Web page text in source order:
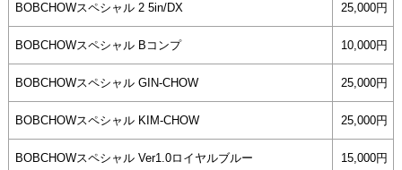
BOBCHOWスペシャル 2 5in/DX 25,000円
BOBCHOWスペシャル Bコンプ 10,000円
BOBCHOWスペシャル GIN-CHOW 25,000円
BOBCHOWスペシャル KIM-CHOW 25,000円
BOBCHOWスペシャル Ver1.0ロイヤルブルー 15,000円